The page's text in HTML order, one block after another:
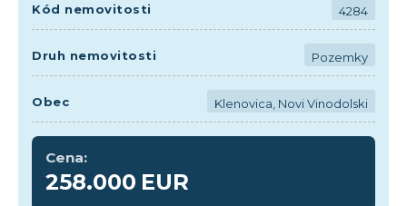
Kód nemovitosti 4284
Druh nemovitosti Pozemky
Obec Klenovica, Novi Vinodolski
Cena:
258.000 EUR